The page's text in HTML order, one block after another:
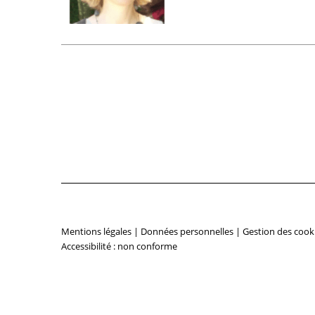
Mentions légales | Données personnelles | Gestion des
Accessibilité : non conforme